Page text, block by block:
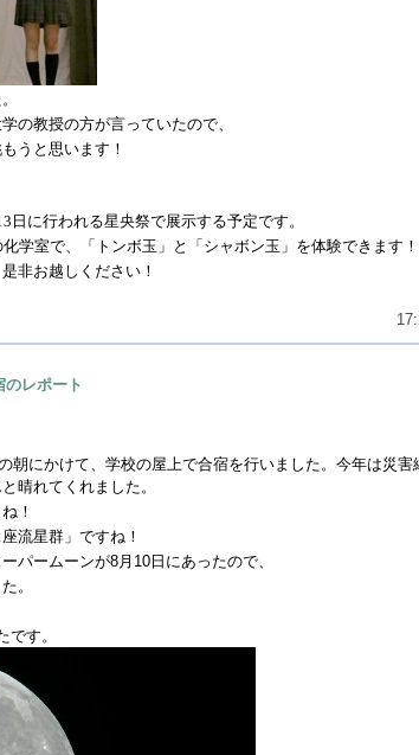
の教授の方が言っていたので、
うと思います！
日に行われる星央祭で展示する予定です。
化学室で、「トンボ玉」と「シャボン玉」を体験できます！
非お越しください！
レポート
朝にかけて、学校の屋上で合宿を行いました。今年は災
晴れてくれました。
！
流星群」ですね！
パームーンが8月 10 日にあったので、
。
です。